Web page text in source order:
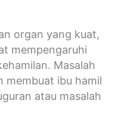
organ yang kuat,
mempengaruhi
Masalah
membuat ibu hamil
atau masalah